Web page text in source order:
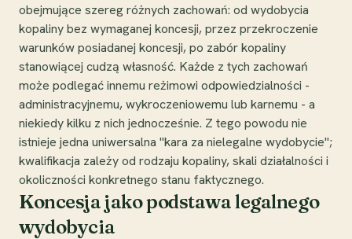
obejmujące szereg różnych zachowań: od wydobycia
kopaliny bez wymaganej koncesji, przez przekroczenie
warunków posiadanej koncesji, po zabór kopaliny
stanowiącej cudzą własność. Każde z tych zachowań
może podlegać innemu reżimowi odpowiedzialności -
administracyjnemu, wykroczeniowemu lub karnemu - a
niekiedy kilku z nich jednocześnie. Z tego powodu nie
istnieje jedna uniwersalna "kara za nielegalne wydobycie";
kwalifikacja zależy od rodzaju kopaliny, skali działalności i
okoliczności konkretnego stanu faktycznego.
Koncesja jako podstawa legalnego
wydobycia